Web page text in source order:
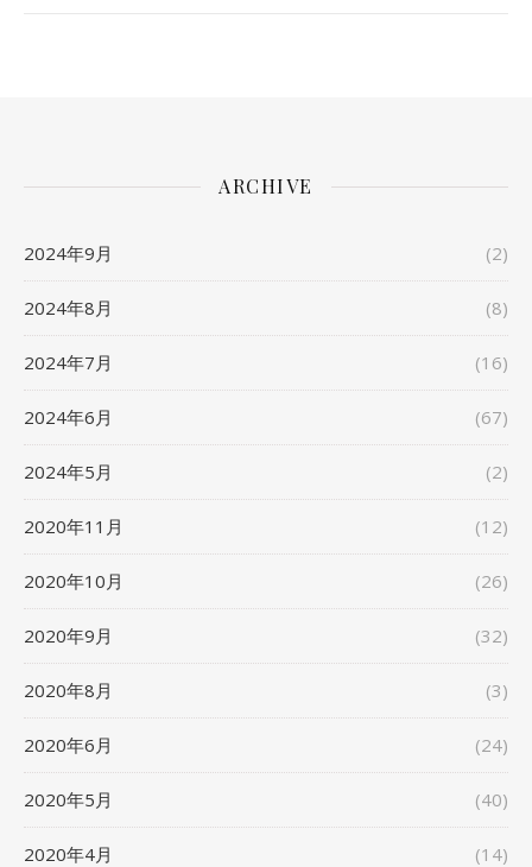
ARCHIVE
2024年9月 (2)
2024年8月 (8)
2024年7月 (16)
2024年6月 (67)
2024年5月 (2)
2020年11月 (12)
2020年10月 (26)
2020年9月 (32)
2020年8月 (3)
2020年6月 (24)
2020年5月 (40)
2020年4月 (14)